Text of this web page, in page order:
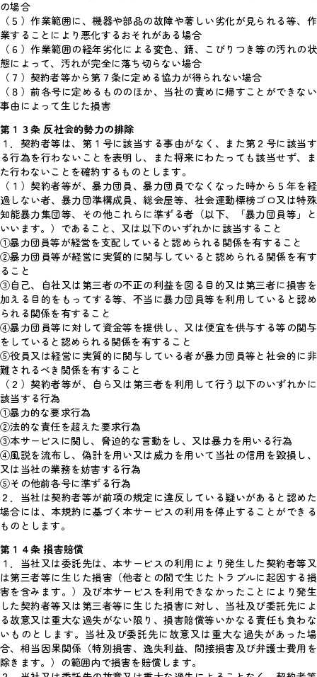
の場合
（５）作業範囲に、機器や部品の故障や著しい劣化が見られる等、作
業することにより悪化するおそれがある場合
（６）作業範囲の経年劣化による変色、錆、こびりつき等の汚れの状
態によって、汚れが完全に落ち切らない場合
（７）契約者等から第７条に定める協力が得られない場合
（８）前各号に定めるもののほか、当社の責めに帰すことができない
事由によって生じた損害
第１３条 反社会的勢力の排除
１．契約者等は、第１号に該当する事由がなく、また第２号に該当す
る行為を行わないことを表明し、また将来にわたっても該当せず、ま
た行わないことを確約するものとします。
（１）契約者等が、暴力団員、暴力団員でなくなった時から５年を経
過しない者、暴力団準構成員、総会屋等、社会運動標榜ゴロ又は特殊
知能暴力集団等、その他これらに準ずる者（以下、「暴力団員等」と
いいます。）であること、又は以下のいずれかに該当すること
①暴力団員等が経営を支配していると認められる関係を有すること
②暴力団員等が経営に実質的に関与していると認められる関係を有す
ること
③自己、自社又は第三者の不正の利益を図る目的又は第三者に損害を
加える目的をもってする等、不当に暴力団員等を利用していると認め
られる関係を有すること
④暴力団員等に対して資金等を提供し、又は便宜を供与する等の関与
をしていると認められる関係を有すること
⑤役員又は経営に実質的に関与している者が暴力団員等と社会的に非
難されるべき関係を有すること
（２）契約者等が、自ら又は第三者を利用して行う以下のいずれかに
該当する行為
①暴力的な要求行為
②法的な責任を超えた要求行為
③本サービスに関し、脅迫的な言動をし、又は暴力を用いる行為
④風説を流布し、偽計を用い又は威力を用いて当社の信用を毀損し、
又は当社の業務を妨害する行為
⑤その他前各号に準ずる行為
２．当社は契約者等が前項の規定に違反している疑いがあると認めた
場合には、本規約に基づく本サービスの利用を停止することができる
ものとします。
第１４条 損害賠償
１．当社又は委託先は、本サービスの利用により発生した契約者等又
は第三者等に生じた損害（他者との間で生じたトラブルに起因する損
害を含みます。）及び本サービスを利用できなかったことにより発生
した契約者等又は第三者等に生じた損害に対し、当社及び委託先によ
る故意又は重大な過失がない限り、損害賠償等いかなる責任も負わな
いものとします。当社及び委託先に故意又は重大な過失があった場
合、相当因果関係（特別損害、逸失利益、間接損害及び弁護士費用を
除きます。）の範囲内で損害を賠償します。